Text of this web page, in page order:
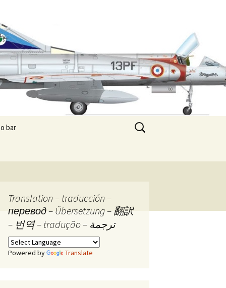
bar
commercial
de Pandore Les boîtes de Pandore –
Prologue
Les boîtes de Pandore –
Boîte n° 1
Rechercher :
Translation – traducción –
перевод – Übersetzung – 翻訳
– 번역 – tradução – ترجمة
Powered by Translate